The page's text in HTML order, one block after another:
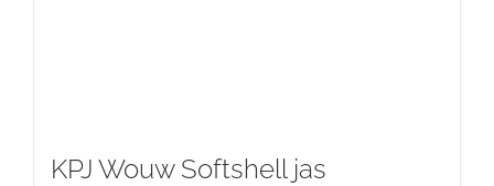
KPJ Wouw Softshell jas